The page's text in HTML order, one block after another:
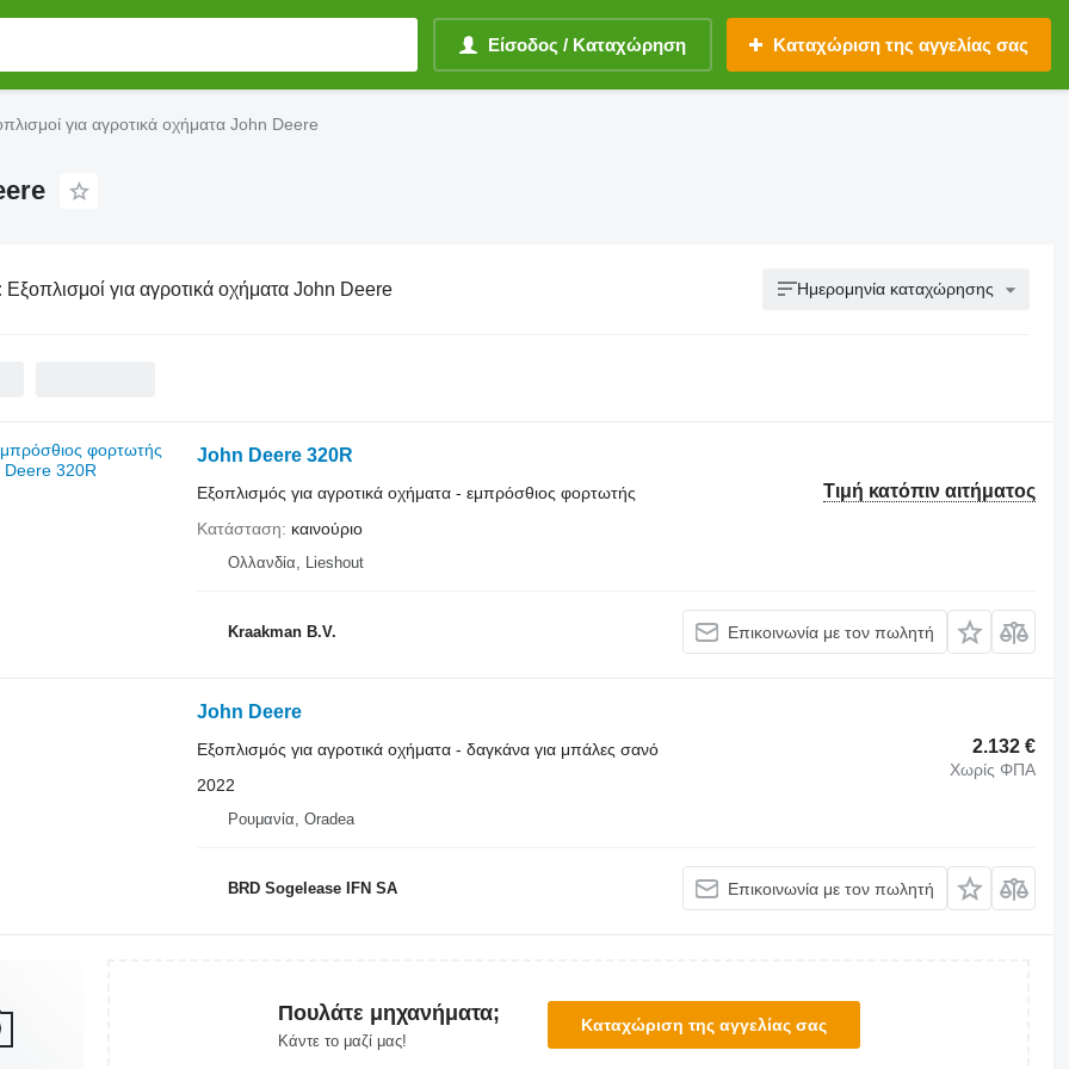
Είσοδος / Καταχώρηση Καταχώριση της αγγελίας σας
για αγροτικά οχήματα John Deere
Εξοπλισμοί για αγροτικά οχήματα John Deere Ημερομηνία καταχώρησης
John Deere 320R
Τιμή κατόπιν αιτήματος
Εξοπλισμός για αγροτικά οχήματα - εμπρόσθιος φορτωτής
Κατάσταση
καινούριο
Ολλανδία, Lieshout
Kraakman B.V. Επικοινωνία με τον πωλητή
John Deere
2.132 €
Χωρίς ΦΠΑ
Εξοπλισμός για αγροτικά οχήματα - δαγκάνα για μπάλες σανό
2022
Ρουμανία, Oradea
BRD Sogelease IFN SA Επικοινωνία με τον πωλητή
Πουλάτε μηχανήματα;
Κάντε το μαζί μας!
Καταχώριση της αγγελίας σας